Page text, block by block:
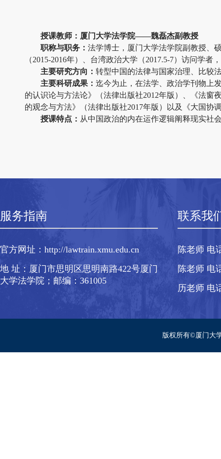
授课教师：厦门大学法学院——魏磊杰副教授
职称与职务： 法学博士，厦门大学法学院副教授、
（2015-2016年）、台湾政治大学（2017.5-7）访问学者
主要研究方向： 转型中国的法律与国家治理、比较
主要科研成果： 迄今为止，在法学、政治学刊物上
的认识论与方法论》（法律出版社2012年版）、《法窗
的观念与方法》（法律出版社2017年版）以及《大国协
授课特点： 从中国政治的内在运作逻辑阐释现实社
服务指南
官方网址：http://lawtrain.xmu.edu.cn
地 址：厦门市思明区思明南路422号厦门
大学法学院；邮编：361005
联系我
陈老师 电
陈老师 电
历老师 电
版权所有©厦门大